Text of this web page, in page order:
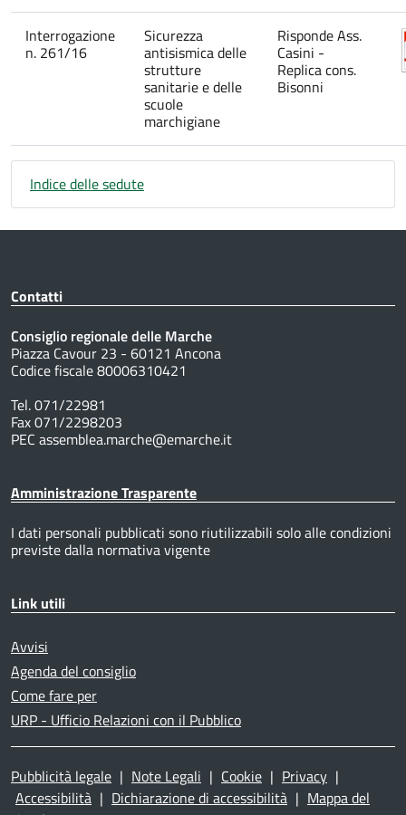
Interrogazione
n. 261/16
Sicurezza
antisismica delle
strutture
sanitarie e delle
scuole
marchigiane
Risponde Ass.
Casini -
Replica cons.
Bisonni
Indice delle sedute
Contatti
Consiglio regionale delle Marche
Piazza Cavour 23 - 60121 Ancona
Codice fiscale 80006310421
Tel. 071/22981
Fax 071/2298203
PEC assemblea.marche@emarche.it
Amministrazione Trasparente
I dati personali pubblicati sono riutilizzabili solo alle condizioni
previste dalla normativa vigente
Link utili
Avvisi
Agenda del consiglio
Come fare per
URP - Ufficio Relazioni con il Pubblico
Pubblicità legale | Note Legali | Cookie | Privacy |
Accessibilità | Dichiarazione di accessibilità | Mappa del